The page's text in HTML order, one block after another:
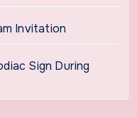
Invitation
Sign During